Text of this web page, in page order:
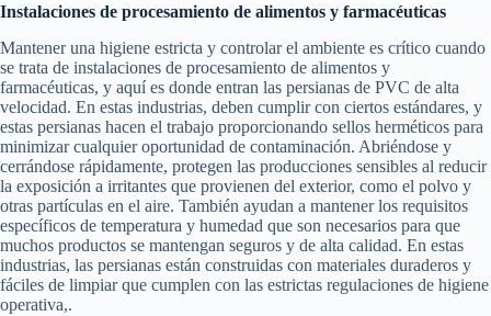
Instalaciones de procesamiento de alimentos y farmacéuticas
Mantener una higiene estricta y controlar el ambiente es crítico cuando
se trata de instalaciones de procesamiento de alimentos y
farmacéuticas, y aquí es donde entran las persianas de PVC de alta
velocidad. En estas industrias, deben cumplir con ciertos estándares, y
estas persianas hacen el trabajo proporcionando sellos herméticos para
minimizar cualquier oportunidad de contaminación. Abriéndose y
cerrándose rápidamente, protegen las producciones sensibles al reducir
la exposición a irritantes que provienen del exterior, como el polvo y
otras partículas en el aire. También ayudan a mantener los requisitos
específicos de temperatura y humedad que son necesarios para que
muchos productos se mantengan seguros y de alta calidad. En estas
industrias, las persianas están construidas con materiales duraderos y
fáciles de limpiar que cumplen con las estrictas regulaciones de higiene
operativa,.